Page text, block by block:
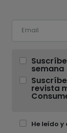
semana
revista
He leído